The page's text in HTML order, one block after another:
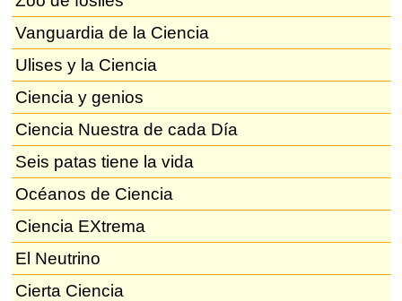
Vanguardia de la Ciencia
Ulises y la Ciencia
Ciencia y genios
Ciencia Nuestra de cada Día
Seis patas tiene la vida
Océanos de Ciencia
Ciencia EXtrema
El Neutrino
Cierta Ciencia